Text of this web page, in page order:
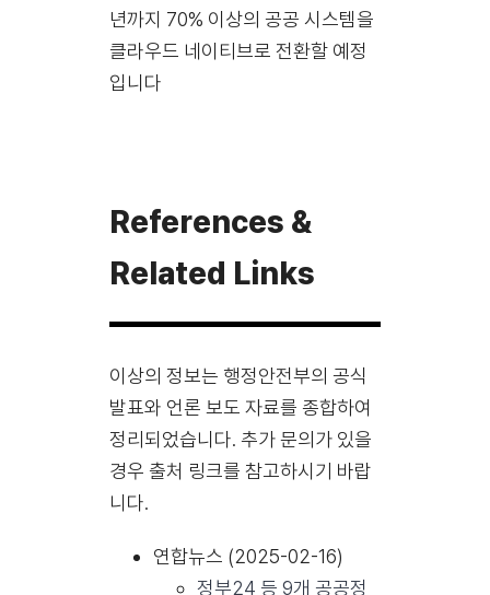
년까지 70% 이상의 공공 시스템을
클라우드 네이티브로 전환할 예정
입니다
References &
Related Links
이상의 정보는 행정안전부의 공식
발표와 언론 보도 자료를 종합하여
정리되었습니다. 추가 문의가 있을
경우 출처 링크를 참고하시기 바랍
니다.
연합뉴스 (2025-02-16)
정부24 등 9개 공공정